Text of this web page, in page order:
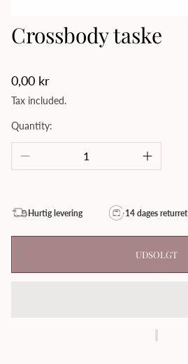
Crossbody taske
Regular
price
0,00 kr
Tax included.
Quantity:
Hurtig levering 14 dages returret
UDSOLGT